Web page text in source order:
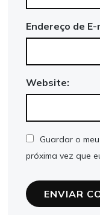
Endereço de E-
Website:
Guardar o
próxima vez que